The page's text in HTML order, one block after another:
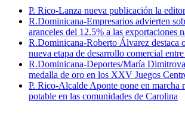
P. Rico-Lanza nueva publicación la
R.Dominicana-Empresarios advierten
aranceles del 12.5% a las exportaciones
R.Dominicana-Roberto Álvarez destaca
nueva etapa de desarrollo comercial
R.Dominicana-Deportes/María
medalla de oro en los XXV Juegos
P. Rico-Alcalde Aponte pone en marcha
potable en las comunidades de Carolina